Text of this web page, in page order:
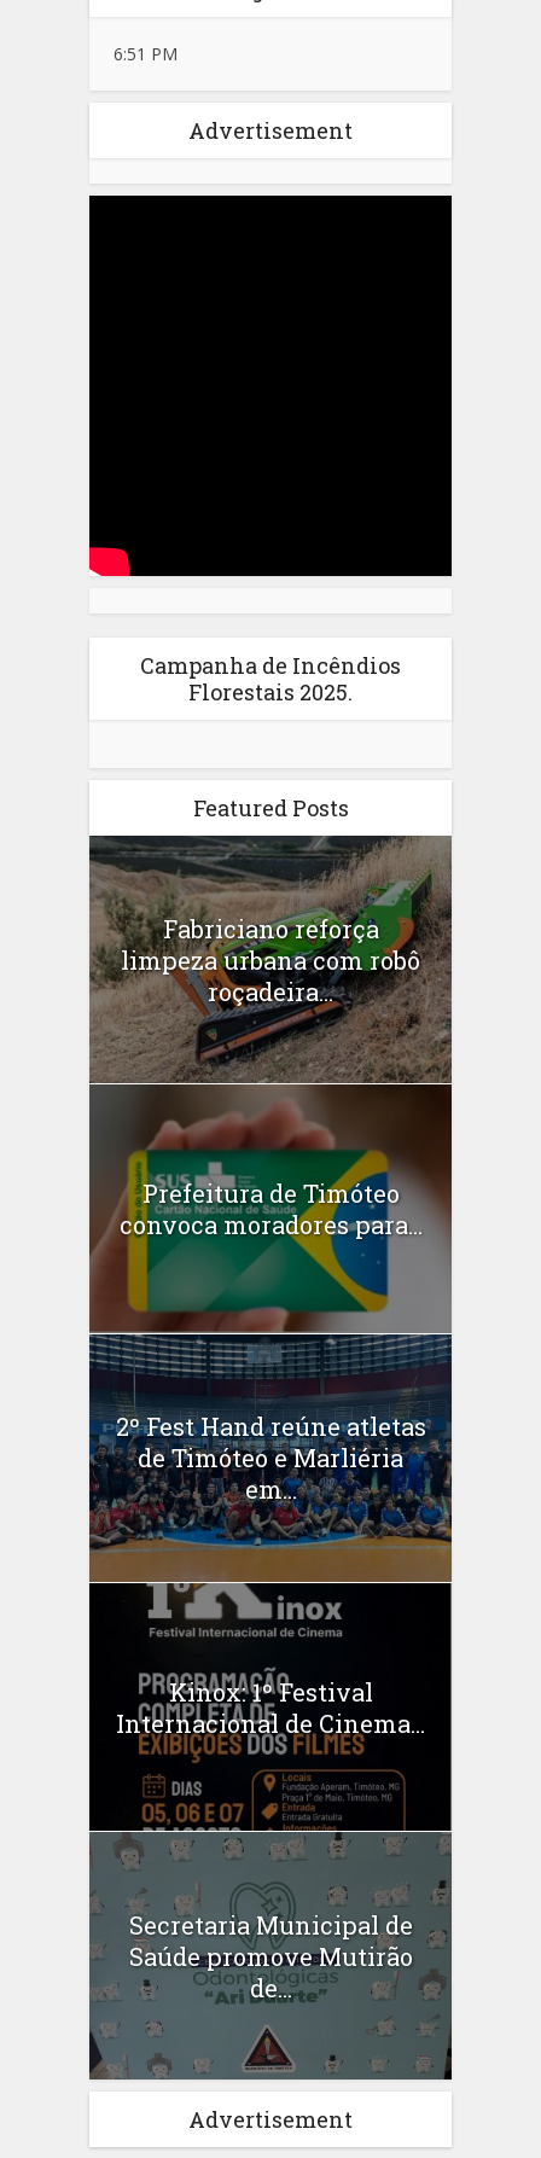
6:51 PM
Advertisement
Campanha de Incêndios
Florestais 2025.
Featured Posts
Fabriciano reforça
limpeza urbana com robô
roçadeira...
Prefeitura de Timóteo
convoca moradores para...
2º Fest Hand reúne atletas
de Timóteo e Marliéria
em...
Kinox: 1º Festival
Internacional de Cinema...
Secretaria Municipal de
Saúde promove Mutirão
de...
Advertisement